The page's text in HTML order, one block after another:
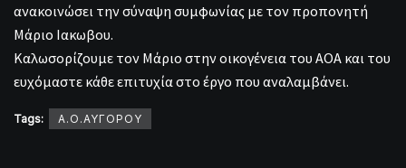
ανακοινώσει την σύναψη συμφωνίας με τον προπονητή
Μάριο Ιακωβου.
Καλωσορίζουμε τον Μάριο στην οικογένεια του ΑΟΑ και του
ευχόμαστε κάθε επιτυχία στο έργο που αναλαμβάνει.
Tags: Α.Ο.ΑΥΓΟΡΟΥ